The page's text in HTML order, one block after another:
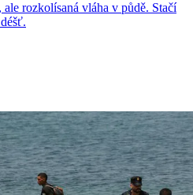
rozkolísaná vláha v půdě. Stačí